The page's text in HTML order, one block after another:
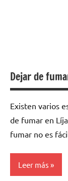
Dejar de
Existen varios
dе fumar en
fumar no es
Leer más